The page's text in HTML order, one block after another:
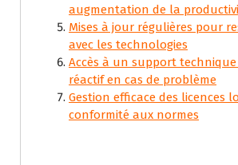
augmentation de la
Mises à jour régulières pour
avec les technologies
Accès à un support
réactif en cas de problème
Gestion efficace des licences
conformité aux normes